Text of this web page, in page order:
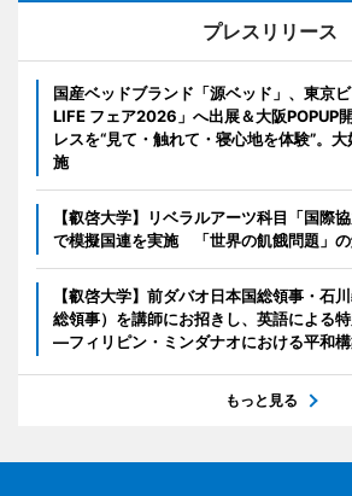
プレスリリース
国産ベッドブランド「源ベッド」、東京
LIFE フェア2026」へ出展＆大阪POPUP
レスを“見て・触れて・寝心地を体験”。
施
【叡啓大学】リベラルアーツ科目「国際
で模擬国連を実施 「世界の飢餓問題」
【叡啓大学】前ダバオ日本国総領事・石
総領事）を講師にお招きし、英語による
―フィリピン・ミンダナオにおける平和
もっと見る